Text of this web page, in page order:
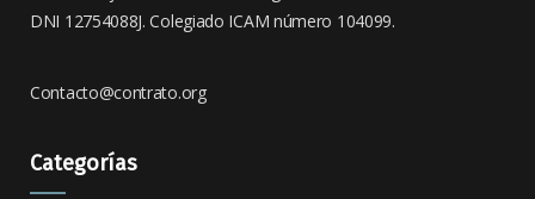
DNI 12754088J. Colegiado ICAM número 104099.
Contacto@contrato.org
Categorías